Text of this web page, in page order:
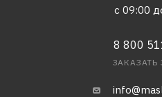
с 09:00
8 800
ЗАКАЗАТЬ